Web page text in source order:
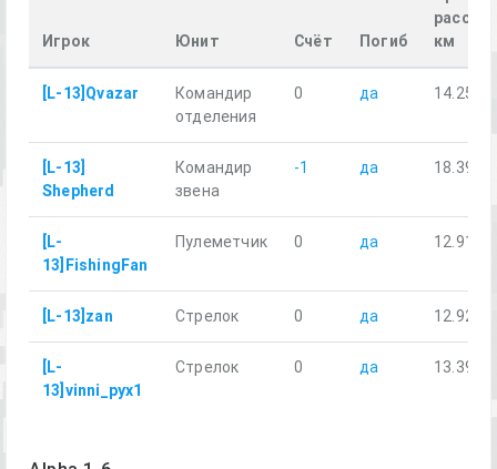
Игрок Юнит Счёт Погиб
км
[L-13]Qvazar
Командир
отделения
0 да 14.25
[L-13]
Shepherd
Командир
звена
-1 да 18.39
[L-
13]FishingFan
Пулеметчик 0 да 12.91
[L-13]zan Стрелок 0 да 12.92
[L-
13]vinni_pyx1
Стрелок 0 да 13.39